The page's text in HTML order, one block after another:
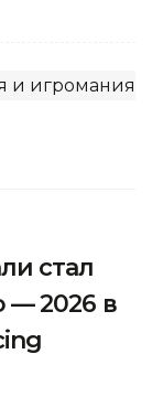
и игромания
стал
— 2026 в